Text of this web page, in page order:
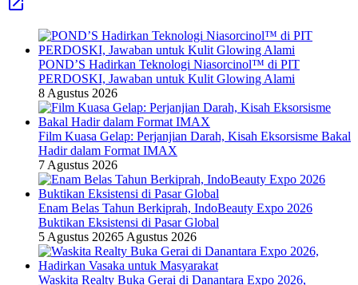
POND’S Hadirkan Teknologi Niasorcinol™ di PIT
PERDOSKI, Jawaban untuk Kulit Glowing Alami
8 Agustus 2026
Film Kuasa Gelap: Perjanjian Darah, Kisah Eksorsisme Bakal
Hadir dalam Format IMAX
7 Agustus 2026
Enam Belas Tahun Berkiprah, IndoBeauty Expo 2026
Buktikan Eksistensi di Pasar Global
5 Agustus 20265 Agustus 2026
Waskita Realty Buka Gerai di Danantara Expo 2026,